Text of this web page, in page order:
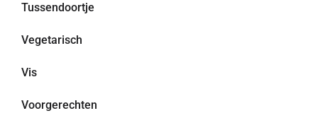
Tussendoortje
Vegetarisch
Vis
Voorgerechten